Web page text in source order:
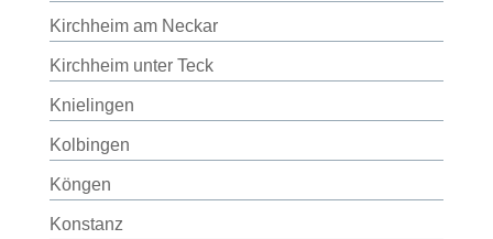
Kirchheim am Neckar
Kirchheim unter Teck
Knielingen
Kolbingen
Köngen
Konstanz